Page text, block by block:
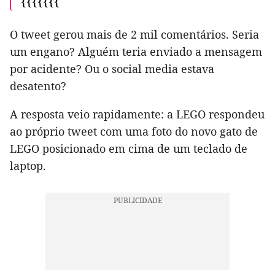
O tweet gerou mais de 2 mil comentários. Seria
um engano? Alguém teria enviado a mensagem
por acidente? Ou o social media estava
desatento?
A resposta veio rapidamente: a LEGO respondeu
ao próprio tweet com uma foto do novo gato de
LEGO posicionado em cima de um teclado de
laptop.